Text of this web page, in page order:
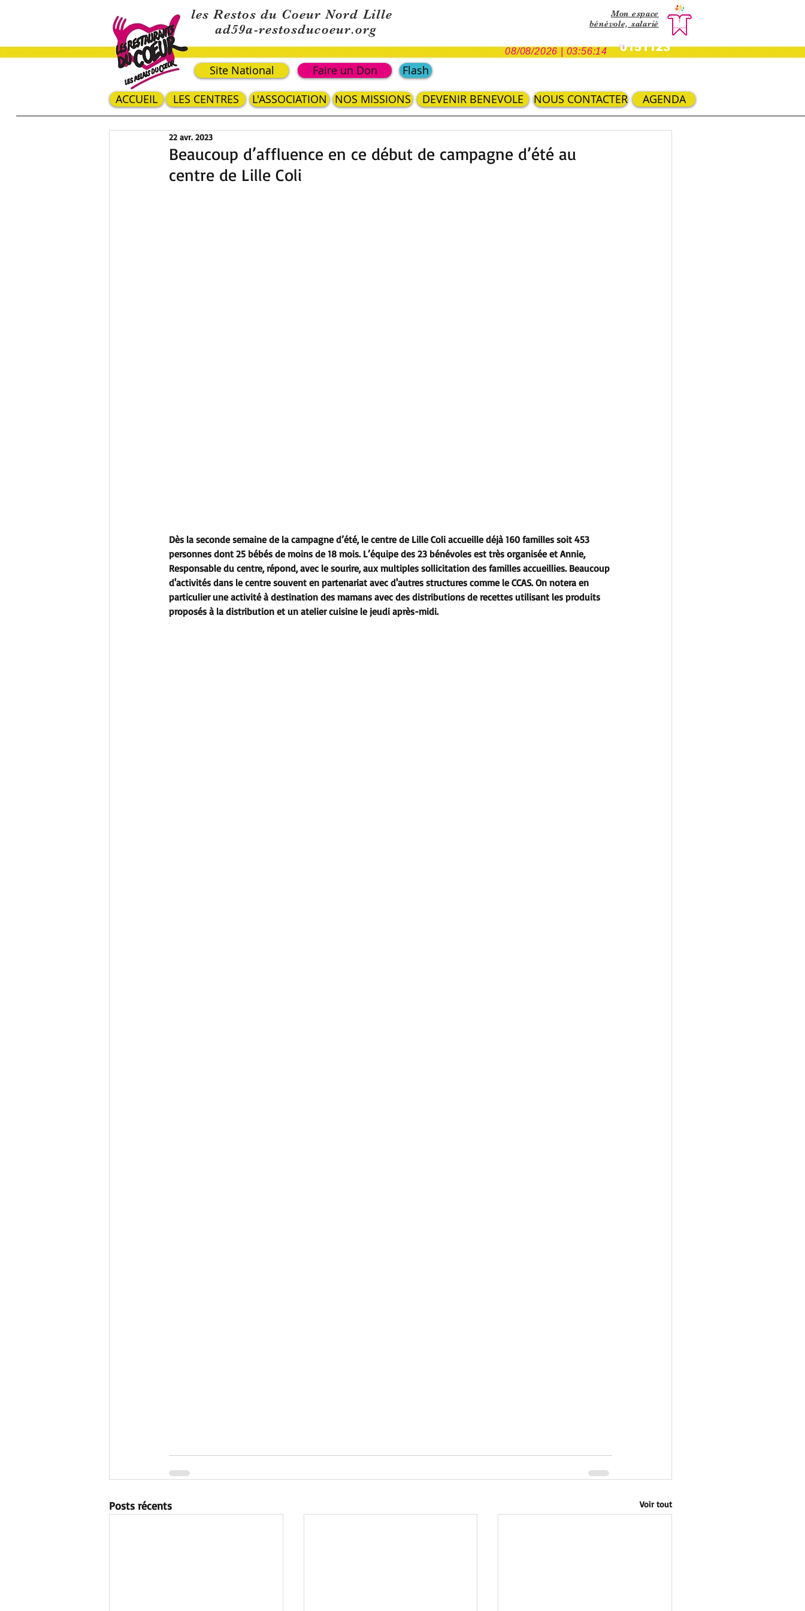
les Restos du Coeur Nord Lille
Faire un Don Flash
Mon espace
bénévole, salarié
0151123
ad59a-restosducoeur.org
08/08/2026 | 03:56:14
Site National
ACCUEIL
DEVENIR BENEVOLE
LES CENTRES NOS MISSIONS
L'ASSOCIATION AGENDA
NOUS CONTACTER
Beaucoup d’affluence en ce début de campagne d’été au
centre de Lille Coli
22 avr. 2023
Dès la seconde semaine de la campagne d’été, le centre de Lille Coli accueille déjà 160 familles soit 453
personnes dont 25 bébés de moins de 18 mois. L’équipe des 23 bénévoles est très organisée et Annie,
Responsable du centre, répond, avec le sourire, aux multiples sollicitation des familles accueillies. Beaucoup
d'activités dans le centre souvent en partenariat avec d'autres structures comme le CCAS. On notera en
particulier une activité à destination des mamans avec des distributions de recettes utilisant les produits
proposés à la distribution et un atelier cuisine le jeudi après-midi.
Posts récents Voir tout